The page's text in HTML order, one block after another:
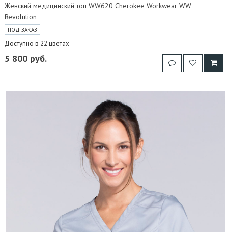
Женский медицинский топ WW620 Cherokee Workwear WW
Revolution
ПОД ЗАКАЗ
Доступно в 22 цветах
5 800 руб.